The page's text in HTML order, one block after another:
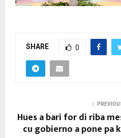
SHARE 0
Hues a bari for di riba
cu gobierno a pone pa